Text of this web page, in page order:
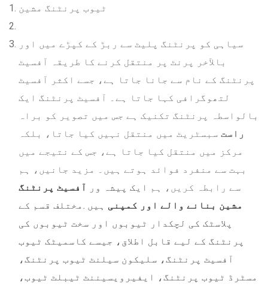
ٹیوب پرنٹنگ مشین
سیاہی کو پرنٹنگ پلیٹ سے ربڑ کے کپڑے میں اور
بالآخر پرنٹ پر منتقل کرنے کا طریقہ آفسیٹ
پرنٹنگ کے نام سے جانا جاتا ہے، جسے اکثر آفسیٹ
لتھوگرافی کہا جاتا ہے۔ آفسیٹ پرنٹنگ ایک
بالواسطہ پرنٹنگ تکنیک ہے جس میں تصویر کو براہ
راست سبسٹریٹ میں منتقل نہیں کیا جاتا، بلکہ
مرکز میں منتقل کیا جاتا ہے، جس کے نتیجے میں
بہت سے منفرد فوائد ہوتے ہیں۔ مزید جانیں، ہم
سے رابطہ کریں، ہم ایک پیشہ ور آفسیٹ پرنٹنگ
مشین بنانے والے اور کمپنی ہیں .مختلف قسم کے
پلاسٹک کی لچکدار ٹیوبوں اور سخت ٹیوبوں کی
پرنٹنگ کے لیے قابل اطلاق، جیسے کاسمیٹک ٹیوب
آفسیٹ پرنٹنگ، سلیکون سیلنٹ ٹیوب پرنٹنگ،
مسٹرڈ ٹیوب پرنٹنگ، ایفیرویسیننٹ ٹیبلٹ ٹیوب،